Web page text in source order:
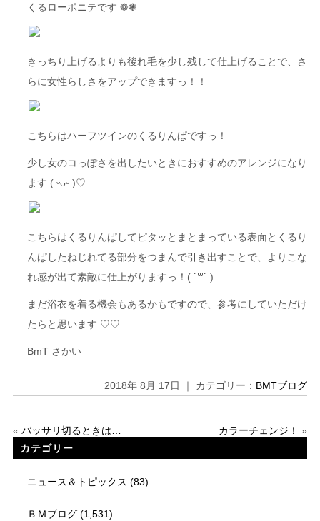
くるローポニテです ❁︎❃︎
きっちり上げるよりも後れ毛を少し残して仕上げることで、さ
らに女性らしさをアップできますっ！！
こちらはハーフツインのくるりんぱですっ！
少し女のコっぽさを出したいときにおすすめのアレンジになり
ます ( ᵕᴗᵕ )♡
こちらはくるりんぱしてピタッとまとまっている表面とくるり
んぱしたねじれてる部分をつまんで引き出すことで、よりこな
れ感が出て素敵に仕上がりますっ！( ˙꒳​˙ )
まだ浴衣を着る機会もあるかもですので、参考にしていただけ
たらと思います ♡♡
BmT さかい
2018年 8月 17日 ｜ カテゴリー： BMTブログ
« バッサリ切るときは… カラーチェンジ！
»
カテゴリー
ニュース＆トピックス (83)
ＢＭブログ(1,531)